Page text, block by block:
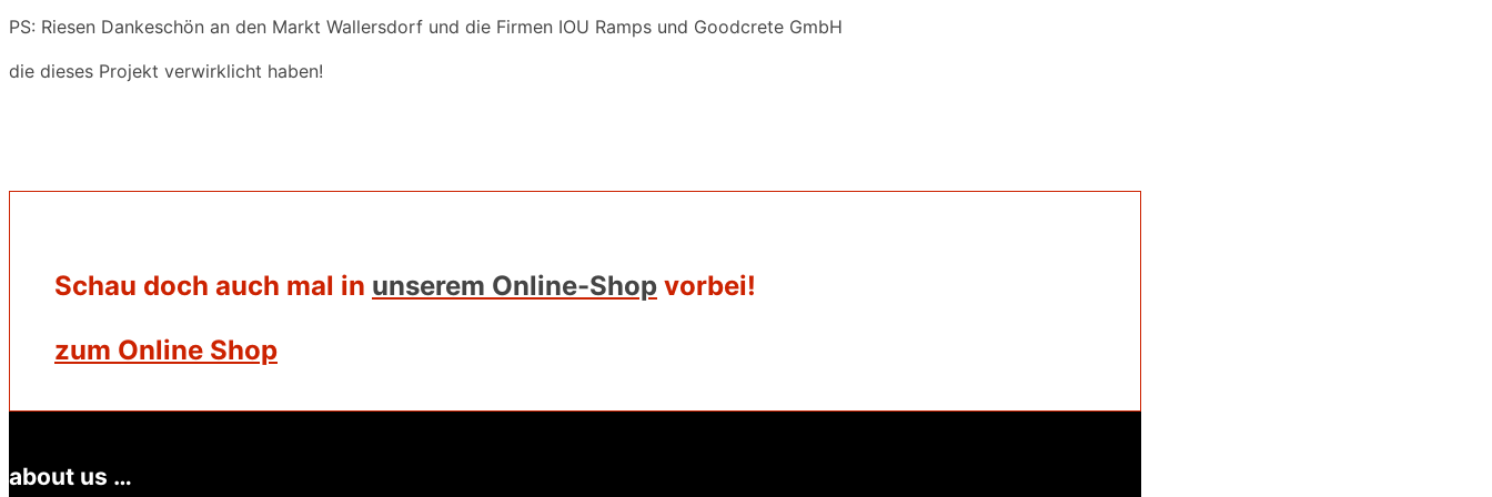
PS: Riesen Dankeschön an den Markt Wallersdorf und die Firmen IOU Ramps und Goodcrete GmbH
die dieses Projekt verwirklicht haben!
Schau doch auch mal in unserem Online-Shop vorbei!
zum Online Shop
about us …